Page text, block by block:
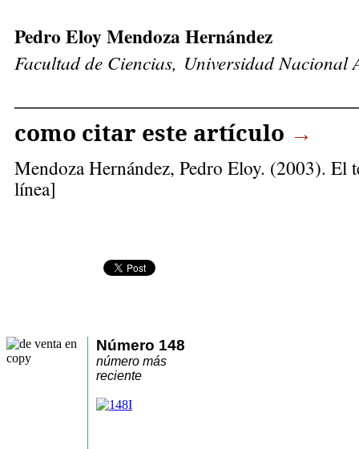
Pedro Eloy Mendoza Hernández
Facultad de Ciencias, Universidad Nacional
como citar este artículo →
Mendoza Hernández, Pedro Eloy. (2003). El
línea]
Número 148
número más
reciente